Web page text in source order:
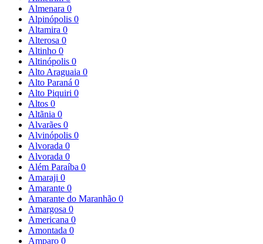
Almenara 0
Alpinópolis 0
Altamira 0
Alterosa 0
Altinho 0
Altinópolis 0
Alto Araguaia 0
Alto Paraná 0
Alto Piquiri 0
Altos 0
Altãnia 0
Alvarães 0
Alvinópolis 0
Alvorada 0
Alvorada 0
Além Paraíba 0
Amaraji 0
Amarante 0
Amarante do Maranhão 0
Amargosa 0
Americana 0
Amontada 0
Amparo 0